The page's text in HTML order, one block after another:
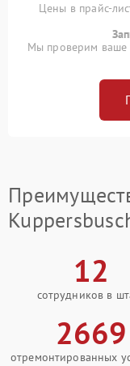
Цены в прайс-
Мы проверим ваше
12
сотрудников в
2669
отремонтированных